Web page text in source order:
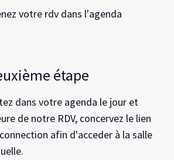
votre rdv dans l'agenda
étape
dans votre agenda le jour et
de notre RDV, concervez le lien
afin d'acceder à la salle